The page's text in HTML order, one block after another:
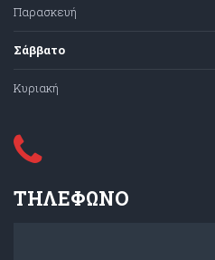
Παρασκευή
Σάββατο
Κυριακή
ΤΗΛΕΦΩΝΟ